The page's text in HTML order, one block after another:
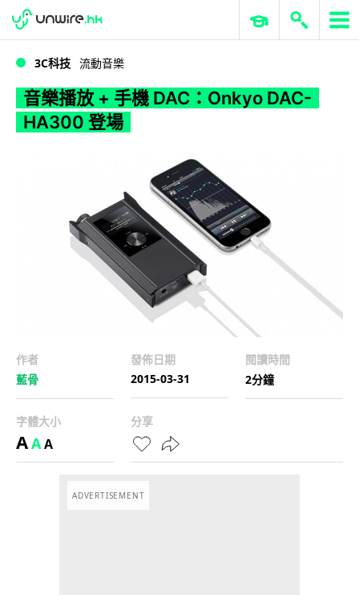
WWDC 2026 ERP 與商業 AI
3C科技 流動音樂
音樂播放 + 手機 DAC：Onkyo DAC-
HA300 登場
作者
藍骨
發佈日期
2015-03-31
閱讀時間
2分鐘
字體大小
AAA
分享
ADVERTISEMENT